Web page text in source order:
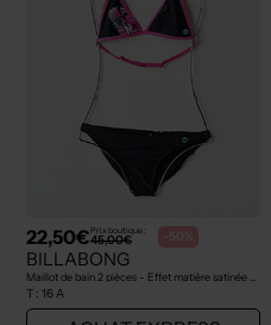
22,50€Prix boutique :
45,00€ -50%
BILLABONG
T : 16 A